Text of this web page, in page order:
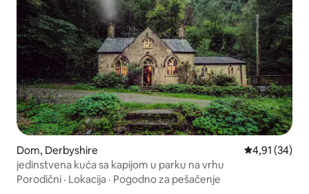
Dom, Derbyshire Prosečna
4,91 (34)
jedinstvena kuća sa kapijom u parku na vrhu
Porodični · Lokacija · Pogodno za pešačenje